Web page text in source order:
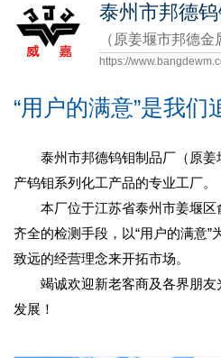
泰州市邦德
（原姜堰市邦德金
https://
“用户的满意”是我们
泰州市邦德钨钼制品厂（原姜
产钨钼系列化工产品的专业工厂。
本厂位于江苏省泰州市姜堰区
齐全的检测手段，以“用户的满意
致远的经营理念来开拓市场。
竭诚欢迎新老客商及各界朋友
发展！